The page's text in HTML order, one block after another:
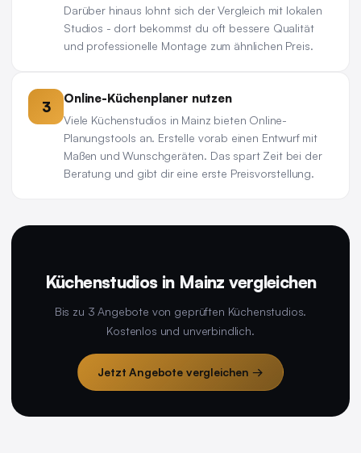
Darüber hinaus lohnt sich der Vergleich mit lokalen
Studios - dort bekommst du oft bessere Qualität
und professionelle Montage zum ähnlichen Preis.
3 Online-Küchenplaner nutzen
Viele Küchenstudios in Mainz bieten Online-
Planungstools an. Erstelle vorab einen Entwurf mit
Maßen und Wunschgeräten. Das spart Zeit bei der
Beratung und gibt dir eine erste Preisvorstellung.
Küchenstudios in Mainz vergleichen
Bis zu 3 Angebote von geprüften Küchenstudios.
Kostenlos und unverbindlich.
Jetzt Angebote vergleichen →